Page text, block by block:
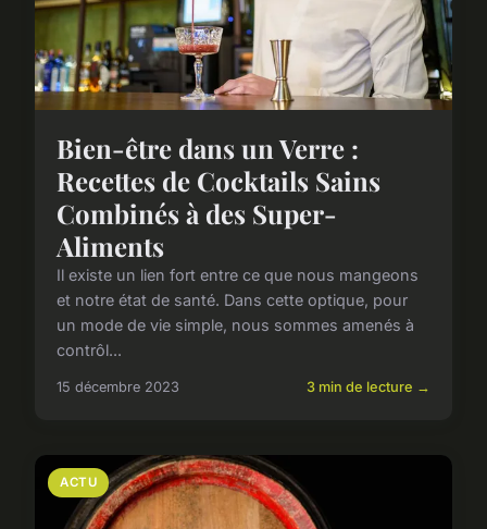
Bien-être dans un Verre :
Recettes de Cocktails Sains
Combinés à des Super-
Aliments
Il existe un lien fort entre ce que nous mangeons
et notre état de santé. Dans cette optique, pour
un mode de vie simple, nous sommes amenés à
contrôl...
15 décembre 2023 3 min de lecture →
ACTU